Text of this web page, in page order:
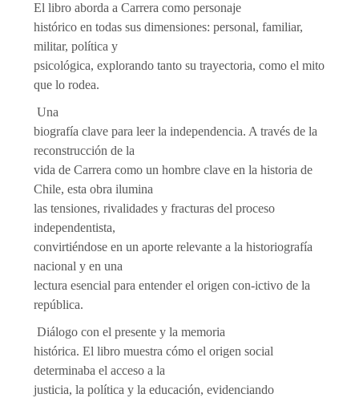
El libro aborda a Carrera como personaje
histórico en todas sus dimensiones: personal, familiar,
militar, política y
psicológica, explorando tanto su trayectoria, como el mito
que lo rodea.
Una
biografía clave para leer la independencia. A través de la
reconstrucción de la
vida de Carrera como un hombre clave en la historia de
Chile, esta obra ilumina
las tensiones, rivalidades y fracturas del proceso
independentista,
convirtiéndose en un aporte relevante a la historiografía
nacional y en una
lectura esencial para entender el origen con‑ictivo de la
república.
Diálogo con el presente y la memoria
histórica. El libro muestra cómo el origen social
determinaba el acceso a la
justicia, la política y la educación, evidenciando